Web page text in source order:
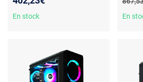
En stock En